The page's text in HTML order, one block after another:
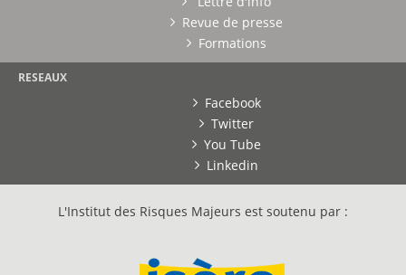
Revue de presse
Formations
RESEAUX
Facebook
Twitter
You Tube
Linkedin
L'Institut des Risques Majeurs est soutenu par :